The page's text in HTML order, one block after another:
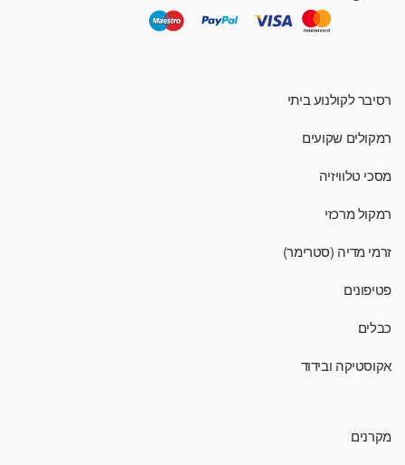
רסיבר לקולנוע ביתי
רמקולים שקועים
מסכי טלוויזיה
רמקול מרכזי
זרמי מדיה (סטרימר)
פטיפונים
כבלים
אקוסטיקה ובידוד
מקרנים